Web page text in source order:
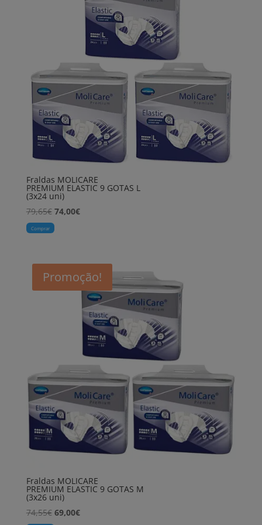
Fraldas MOLICARE
PREMIUM ELASTIC 9 GOTAS L
(3x24 uni)
79,65€ O
preço
79,65€.
74,00€O
74,00€.
Comprar
Promoção!
Fraldas MOLICARE
PREMIUM ELASTIC 9 GOTAS M
(3x26 uni)
74,55€ O
69,00€O